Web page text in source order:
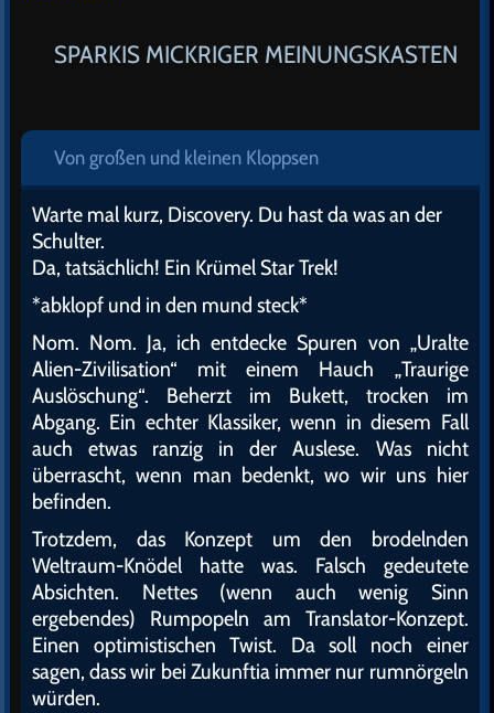
SPARKIS MICKRIGER MEINUNGSKASTEN
Von großen und kleinen Kloppsen
Warte mal kurz, Discovery. Du hast da was an der
Schulter.
Da, tatsächlich! Ein Krümel Star Trek!
*abklopf und in den mund steck*
Nom. Nom. Ja, ich entdecke Spuren von „Uralte
Alien-Zivilisation“ mit einem Hauch „Traurige
Auslöschung“. Beherzt im Bukett, trocken im
Abgang. Ein echter Klassiker, wenn in diesem Fall
auch etwas ranzig in der Auslese. Was nicht
überrascht, wenn man bedenkt, wo wir uns hier
befinden.
Trotzdem, das Konzept um den brodelnden
Weltraum-Knödel hatte was. Falsch gedeutete
Absichten. Nettes (wenn auch wenig Sinn
ergebendes) Rumpopeln am Translator-Konzept.
Einen optimistischen Twist. Da soll noch einer
sagen, dass wir bei Zukunftia immer nur rumnörgeln
würden.